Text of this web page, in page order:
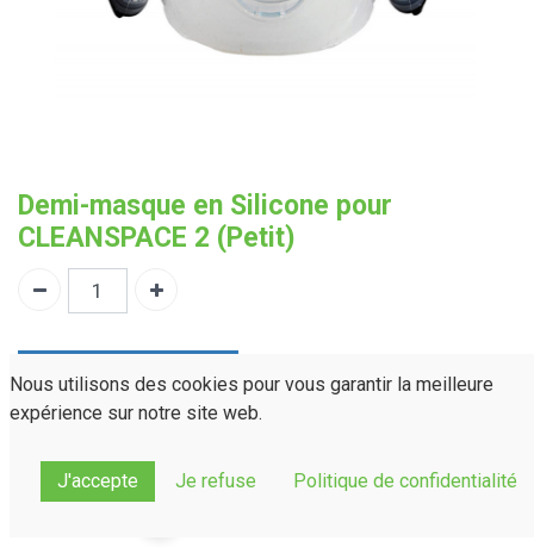
Demi-masque en Silicone pour
CLEANSPACE 2 (Petit)
Demander un devis
Normes(s) :
---
Nous utilisons des cookies pour vous garantir la meilleure
expérience sur notre site web.
J'accepte Je refuse Politique de confidentialité